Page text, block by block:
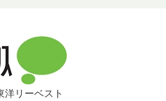
洋リーベスト